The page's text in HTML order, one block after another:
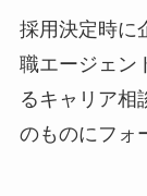
採用決定時に
職エージェン
るキャリア相
のものにフォ